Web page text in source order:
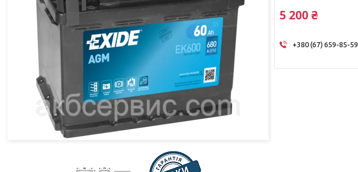
5 200 ₴
+380 (67) 659-85-59